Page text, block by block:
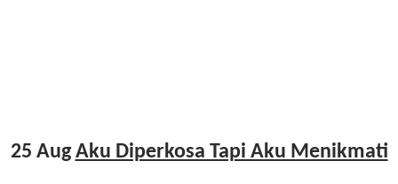
25 Aug Aku Diperkosa Tapi Aku Menikmati